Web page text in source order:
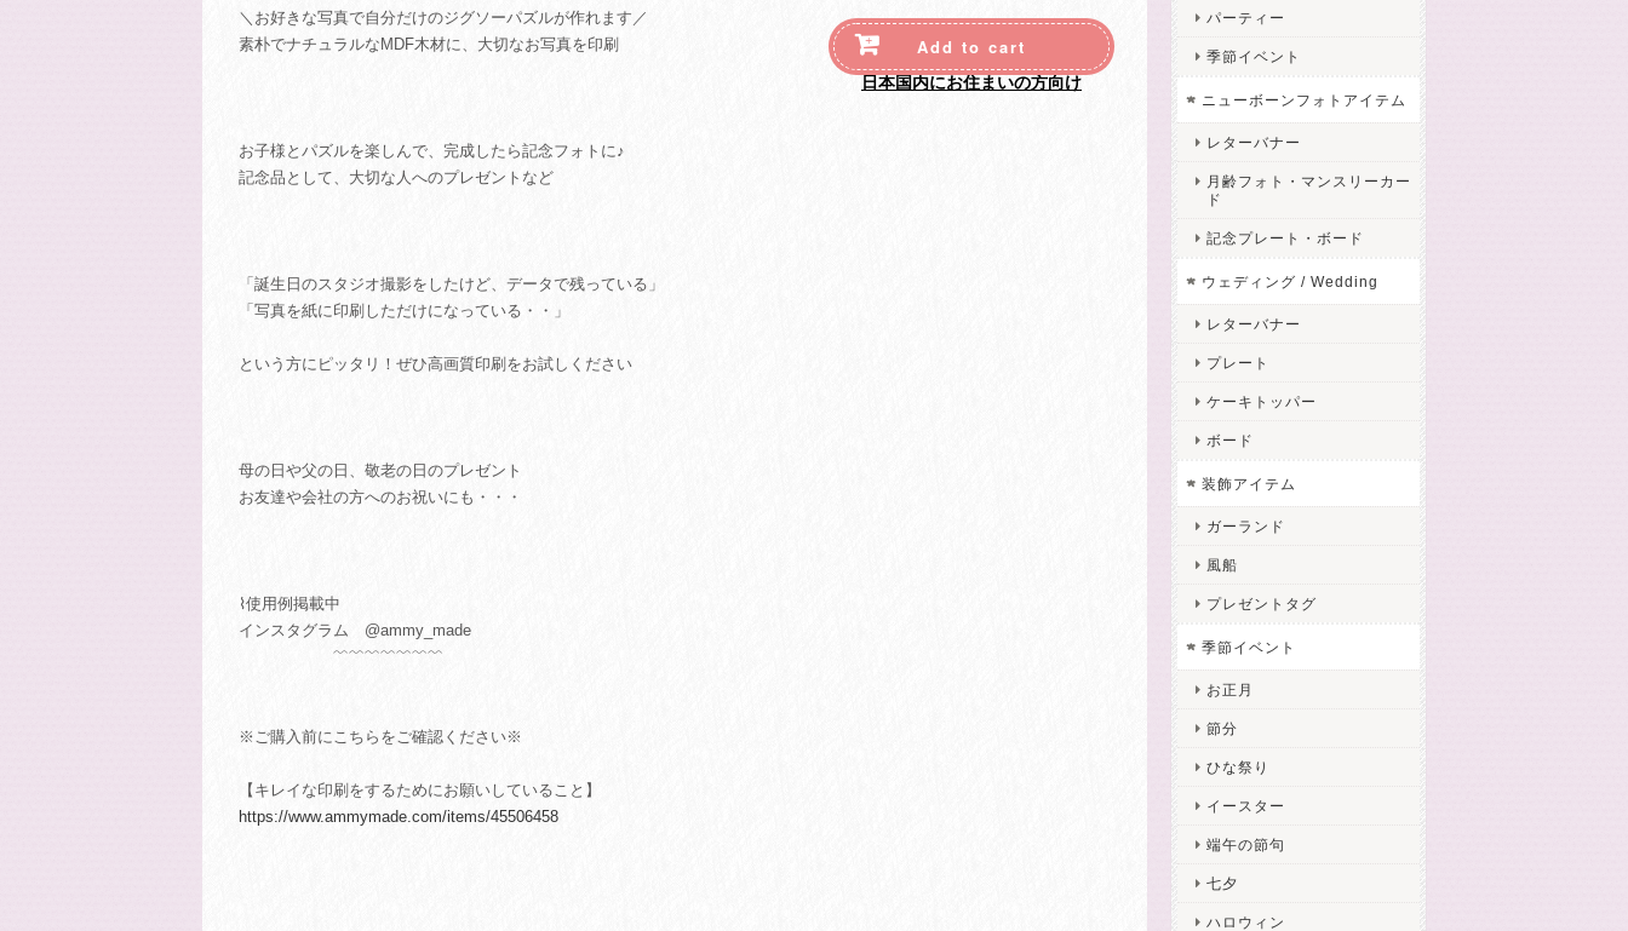
＼お好きな写真で自分だけのジグソーパズルが作れます／
素朴でナチュラルなMDF木材に、大切なお写真を印刷
お子様とパズルを楽しんで、完成したら記念フォトに♪
記念品として、大切な人へのプレゼントなど
「誕生日のスタジオ撮影をしたけど、データで残っている」
「写真を紙に印刷しただけになっている・・」
という方にピッタリ！ぜひ高画質印刷をお試しください
母の日や父の日、敬老の日のプレゼント
お友達や会社の方へのお祝いにも・・・
⌇使用例掲載中
インスタグラム @ammy_made
﹌﹌﹌﹌﹌﹌﹌
※ご購入前にこちらをご確認ください※
【キレイな印刷をするためにお願いしていること】
https://www.ammymade.com/items/45506458
Add to cart
日本国内にお住まいの方向け
パーティー
季節イベント
ニューボーンフォトアイテム
レターバナー
月齢フォト・マンスリーカー
ド
記念プレート・ボード
ウェディング / Wedding
レターバナー
プレート
ケーキトッパー
ボード
装飾アイテム
ガーランド
風船
プレゼントタグ
季節イベント
お正月
節分
ひな祭り
イースター
端午の節句
七夕
ハロウィン